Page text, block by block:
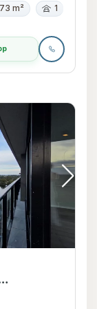
73 m² 1